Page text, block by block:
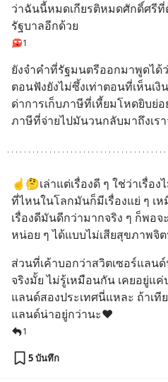
ว่าฉันนี้หมดเกียรติหมดศักดิ์ศรี
รัฐบาลอีกด้วย
1
ยังจำคำที่รัฐมนตรีออกมาพูดได้
ตอนฟังยังไม่ซึ้งเท่าตอนที่เห็นเ
ด่าการเก็บภาษีที่เหี้ยมโหดยิบย่อ
ภาษีที่จ่ายไปมันวนกลับมาถึงเรา
☝️🤔เล่าแต่เรื่องดี ๆ ใช่ว่าเรื่อ
ที่ไหนในโลกมันก็มีเรื่องแย่ ๆ เ
เรื่องดีมันดีกว่ามากจริง ๆ ก็พอ
หน่อย ๆ ได้แบบไม่เสียสุขภาพจิ
ส่วนที่เค้าบอกว่าสวิตเซอร์แล
จริงมั้ย ไม่รู้เหมือนกัน เคยอยู่แค่
แลนด์สองประเทศนี่แหละ ถ้าเที
แลนด์น่าอยู่กว่านะ❤️
1
5 บันทึก